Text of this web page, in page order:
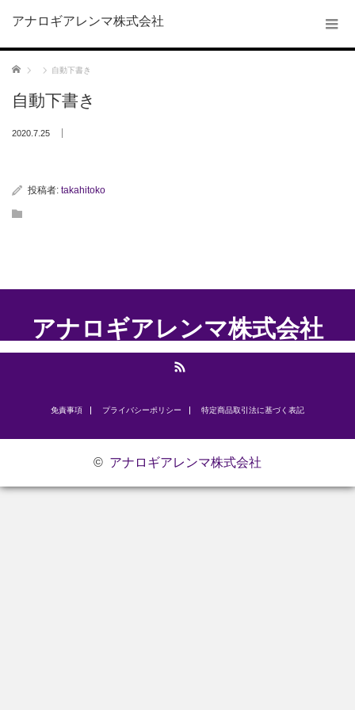
アナロギアレンマ株式会社
ホーム 自動下書き
自動下書き
2020.7.25
投稿者: takahitoko
アナロギアレンマ株式会社
免責事項 プライバシーポリシー ​特定商品取引法に基づく表記
© アナロギアレンマ株式会社